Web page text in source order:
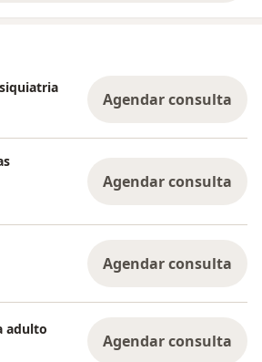
Agendar consulta
Agendar consulta
Agendar consulta
adulto
Agendar consulta